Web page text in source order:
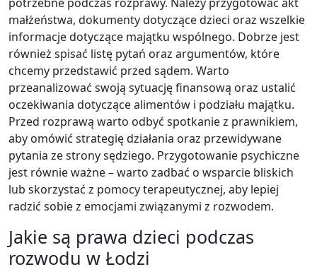
małżeństwa, dokumenty dotyczące dzieci oraz wszelkie
informacje dotyczące majątku wspólnego. Dobrze jest
również spisać listę pytań oraz argumentów, które
chcemy przedstawić przed sądem. Warto
przeanalizować swoją sytuację finansową oraz ustalić
oczekiwania dotyczące alimentów i podziału majątku.
Przed rozprawą warto odbyć spotkanie z prawnikiem,
aby omówić strategię działania oraz przewidywane
pytania ze strony sędziego. Przygotowanie psychiczne
jest równie ważne – warto zadbać o wsparcie bliskich
lub skorzystać z pomocy terapeutycznej, aby lepiej
radzić sobie z emocjami związanymi z rozwodem.
Jakie są prawa dzieci podczas
rozwodu w Łodzi